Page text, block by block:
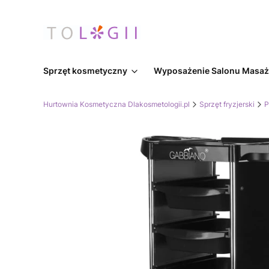
Sprzęt kosmetyczny Wyposażenie Salonu
Hurtownia Kosmetyczna Dlakosmetologii.pl Sprzęt fryzjerski